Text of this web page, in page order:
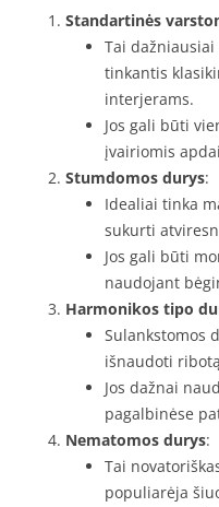
Standartinės
Tai
tinkantis
interjerams.
Jos gali būti
įvairiomis
Stumdomos durys:
Idealiai tinka
sukurti
Jos gali būti
naudojant
Harmonikos tipo
Sulankstomos
išnaudoti
Jos dažnai
pagalbinėse
Nematomos durys:
Tai
populiarėja